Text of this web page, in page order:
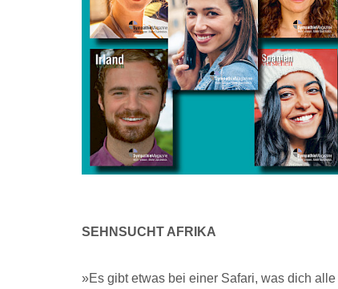
SEHNSUCHT AFRIKA
»Es gibt etwas bei einer Safari, was dich